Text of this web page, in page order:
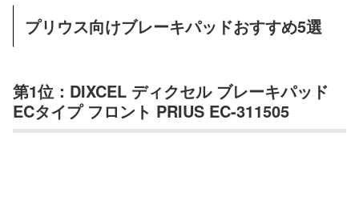
プリウス向けブレーキパッドおすすめ5選
第1位：DIXCEL ディクセル ブレーキパッド
ECタイプ フロント PRIUS EC-311505